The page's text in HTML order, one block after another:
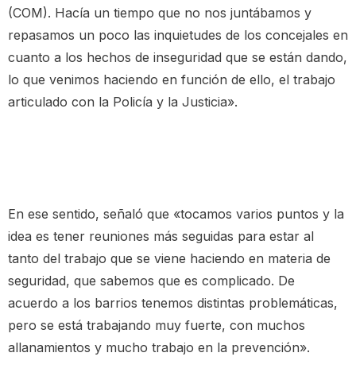
(COM). Hacía un tiempo que no nos juntábamos y
repasamos un poco las inquietudes de los concejales en
cuanto a los hechos de inseguridad que se están dando,
lo que venimos haciendo en función de ello, el trabajo
articulado con la Policía y la Justicia».
En ese sentido, señaló que «tocamos varios puntos y la
idea es tener reuniones más seguidas para estar al
tanto del trabajo que se viene haciendo en materia de
seguridad, que sabemos que es complicado. De
acuerdo a los barrios tenemos distintas problemáticas,
pero se está trabajando muy fuerte, con muchos
allanamientos y mucho trabajo en la prevención».